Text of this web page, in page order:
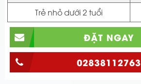
Trẻ nhỏ dưới 2 tuổi
ĐẶT NGAY
02838112763